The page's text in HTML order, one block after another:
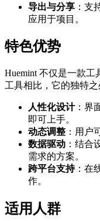
导出与分享 ：支
应用于项目。
特色优势
Huemint 不仅是一款
工具相比，它的独特之
人性化设计：界
即可上手。
动态调整 ：用户
数据驱动 ：结合
需求的方案。
跨平台支持：在
作。
适用人群